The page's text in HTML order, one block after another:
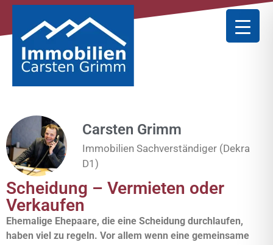
Carsten Grimm
Immobilien Sachverständiger (Dekra
D1)
Scheidung – Vermieten oder
Verkaufen
Ehemalige Ehepaare, die eine Scheidung durchlaufen,
haben viel zu regeln. Vor allem wenn eine gemeinsame